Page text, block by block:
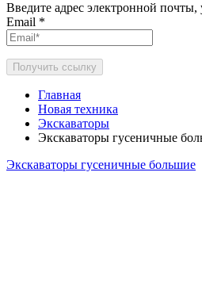
Введите адрес электронной
Email *
Получить ссылку
Главная
Новая техника
Экскаваторы
Экскаваторы гусеничные
Экскаваторы гусеничные большие